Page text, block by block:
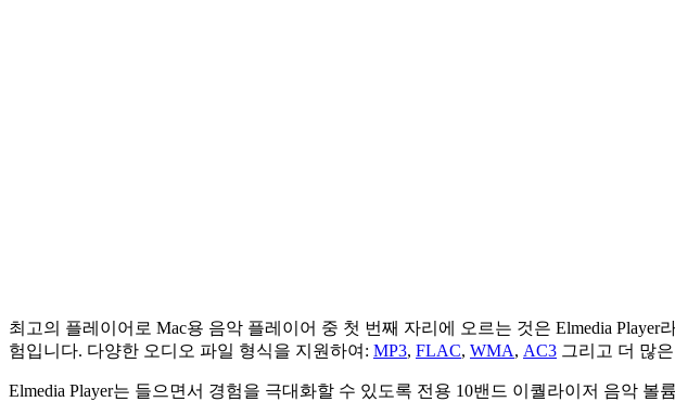
최고의 플레이어로 Mac용 음악 플레이어 중 첫 번째 자리에 오르는 것은 Elmedia
험입니다. 다양한 오디오 파일 형식을 지원하여: MP3, FLAC, WMA, AC3 그리고 더 많
Elmedia Player는 들으면서 경험을 극대화할 수 있도록 전용 10밴드 이퀄라이저 음악